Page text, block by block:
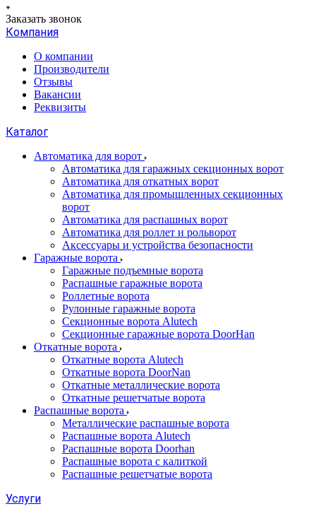
Заказать звонок
Компания
О компании
Производители
Отзывы
Вакансии
Реквизиты
Каталог
Автоматика для ворот
Автоматика для гаражных секционных ворот
Автоматика для откатных ворот
Автоматика для промышленных секционных
ворот
Автоматика для распашных ворот
Автоматика для роллет и рольворот
Аксессуары и устройства безопасности
Гаражные ворота
Гаражные подъемные ворота
Распашные гаражные ворота
Роллетные ворота
Рулонные гаражные ворота
Секционные ворота Alutech
Секционные гаражные ворота DoorHan
Откатные ворота
Откатные ворота Alutech
Откатные ворота DoorNan
Откатные металлические ворота
Откатные решетчатые ворота
Распашные ворота
Металлические распашные ворота
Распашные ворота Alutech
Распашные ворота Doorhan
Распашные ворота с калиткой
Распашные решетчатые ворота
Услуги